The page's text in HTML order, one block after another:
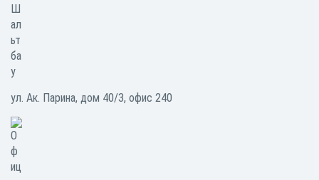
ул. Ак. Парина, дом 40/3, офис 240